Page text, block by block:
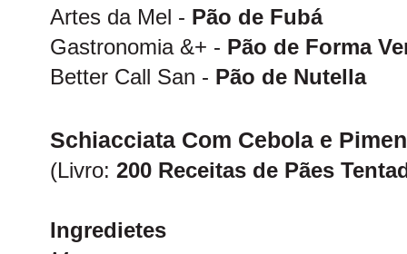
Artes da Mel - Pão de Fubá
Gastronomia &+ - Pão de Forma
Better Call San - Pão de Nutella
Schiacciata Com Cebola e
(Livro: 200 Receitas de Pães
Ingredietes